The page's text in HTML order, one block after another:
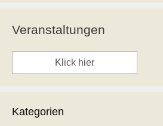
Veranstaltungen
Klick hier
Kategorien